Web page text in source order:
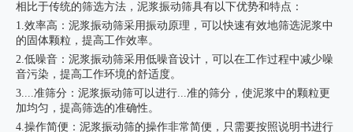
相比于传统的筛选方法，泥浆振动筛具有以下优势和特点：
1.效率高：泥浆振动筛采用振动原理，可以快速有效地筛选泥浆中
的固体颗粒，提高工作效率。
2.低噪音：泥浆振动筛采用低噪音设计，可以在工作过程中减少噪
音污染，提高工作环境的舒适度。
3....准筛分：泥浆振动筛可以进行...准的筛分，使泥浆中的颗粒更
加均匀，提高筛选的准确性。
4.操作简便：泥浆振动筛的操作非常简便，只需要按照说明书进行